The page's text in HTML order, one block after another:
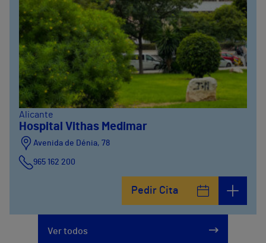
Alicante
Hospital Vithas Medimar
Avenida de Dénia, 78
965 162 200
Pedir Cita
Ver todos